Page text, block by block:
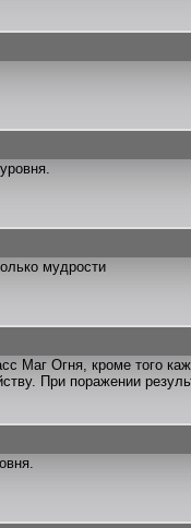
мудрости
Маг Огня, кроме того
При поражении